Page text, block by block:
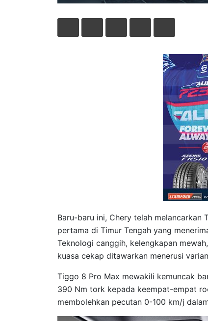
Baru-baru ini, Chery telah melancarkan
pertama di Timur Tengah yang
Teknologi canggih, kelengkapan
kuasa cekap ditawarkan menerusi
Tiggo 8 Pro Max mewakili kemuncak
390 Nm tork kepada keempat-empat
membolehkan pecutan 0-100 km/j